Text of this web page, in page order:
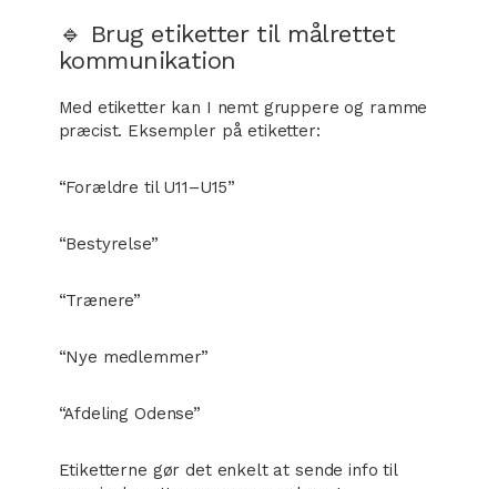
🔹 Brug etiketter til målrettet
kommunikation
Med etiketter kan I nemt gruppere og ramme
præcist. Eksempler på etiketter:
“Forældre til U11–U15”
“Bestyrelse”
“Trænere”
“Nye medlemmer”
“Afdeling Odense”
Etiketterne gør det enkelt at sende info til